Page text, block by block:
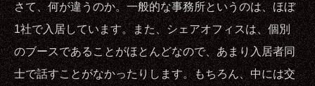
さて、何が違うのか。一般的な事務所というのは、ほぼ
1社で入居しています。また、シェアオフィスは、個別
のブースであることがほとんどなので、あまり入居者同
士で話すことがなかったりします。もちろん、中には交